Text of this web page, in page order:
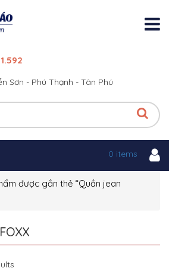
Sơn - Phú Thạnh - Tân Phú
0 items
được gắn thẻ “Quần jean